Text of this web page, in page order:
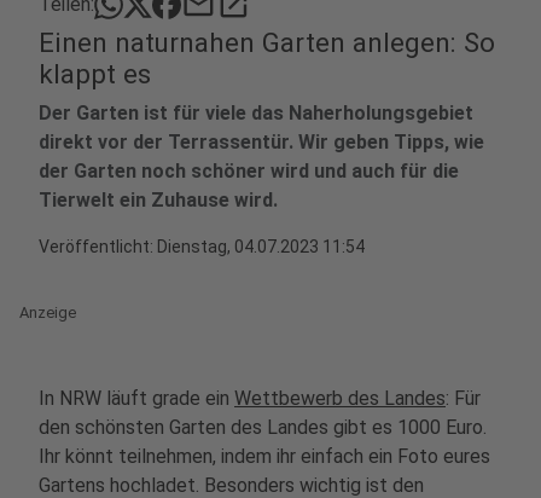
Einen naturnahen Garten anlegen: So
klappt es
Der Garten ist für viele das Naherholungsgebiet
direkt vor der Terrassentür. Wir geben Tipps, wie
der Garten noch schöner wird und auch für die
Tierwelt ein Zuhause wird.
Veröffentlicht: Dienstag, 04.07.2023 11:54
Anzeige
In NRW läuft grade ein Wettbewerb des Landes: Für
den schönsten Garten des Landes gibt es 1000 Euro.
Ihr könnt teilnehmen, indem ihr einfach ein Foto eures
Gartens hochladet. Besonders wichtig ist den